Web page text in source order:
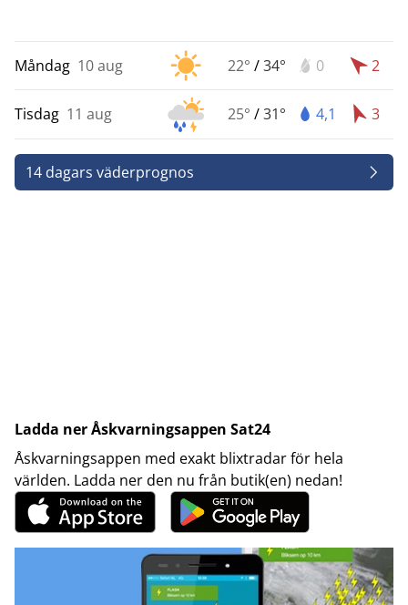
Måndag 10 aug 22° /34° 0 2
Tisdag 11 aug 25° /31° 4,1 3
14 dagars väderprognos
Ladda ner Åskvarningsappen Sat24
Åskvarningsappen med exakt blixtradar för hela
världen. Ladda ner den nu från butik(en) nedan!